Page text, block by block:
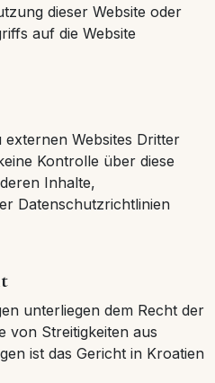
dieser Website oder
auf die Website
externen Websites Dritter
Kontrolle über diese
Inhalte,
Datenschutzrichtlinien
unterliegen dem Recht der
von Streitigkeiten aus
ist das Gericht in Kroatien